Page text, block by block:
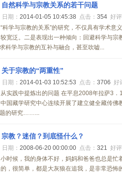
自然科学与宗教关系的若干问题
日期： 2014-01-05 10:45:38 点击： 354 好评
“科学与宗教的关系”的研究，不仅具有学术意
较宽泛。二是表现出一种倾向：回避科学与
科学与宗教的互补与融合，甚至吹嘘...
关于宗教的“两重性”
日期： 2014-01-03 10:52:53 点击： 3706 好
从实践中提炼出的问题 在平息2008年拉萨3
中国藏学研究中心连续开展了建立健全藏传
题的研究……...
宗教？迷信？到底怪什么？
日期： 2008-06-20 00:00:00 点击： 321 好评
小时候，我的身体不好，妈妈和爸爸也总是忙
的，很简单，都是大灰狼在追我，是非常恐